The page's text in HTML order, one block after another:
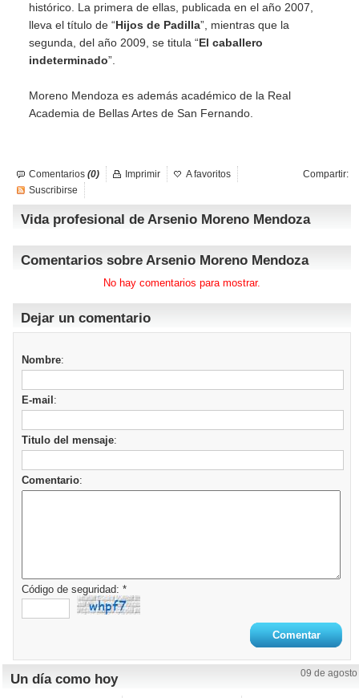
histórico. La primera de ellas, publicada en el año 2007,
lleva el título de “Hijos de Padilla”, mientras que la
segunda, del año 2009, se titula “El caballero
indeterminado”.
Moreno Mendoza es además académico de la Real
Academia de Bellas Artes de San Fernando.
Comentarios (0) Compartir:
Imprimir
A favoritos
Suscribirse
Vida profesional de Arsenio Moreno Mendoza
Comentarios sobre Arsenio Moreno Mendoza
No hay comentarios para mostrar.
Dejar un comentario
Nombre:
E-mail :
Titulo del mensaje:
Comentario:
Código de seguridad: *
Un día como hoy 09 de agosto